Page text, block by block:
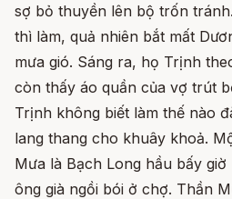
sợ bỏ thuyền lên bộ trốn
thì làm, quả nhiên bắt mất
mưa gió. Sáng ra, họ Trịnh
còn thấy áo quần của vợ trút
Trịnh không biết làm thế nào
lang thang cho khuây khoả.
Mưa là Bạch Long hầu bấy
ông già ngồi bói ở chợ. Thần